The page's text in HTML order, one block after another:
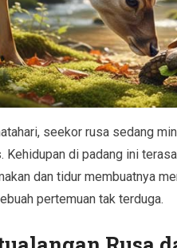
seekor rusa sedang
Kehidupan di padang ini
dan tidur membuatnya
pertemuan tak terduga.